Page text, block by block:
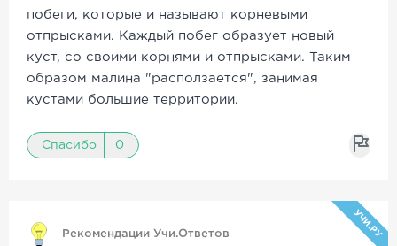
побеги, которые и называют корневыми
отпрысками. Каждый побег образует новый
куст, со своими корнями и отпрысками. Таким
образом малина "расползается", занимая
кустами большие территории.
Спасибо 0
Рекомендации Учи.Ответов УЧИ.РУ